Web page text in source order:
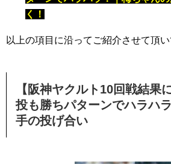
く！
以上の項目に沿ってご紹介させて頂い
【阪神ヤクルト10回戦結果
投も勝ちパターンでハラハ
手の投げ合い